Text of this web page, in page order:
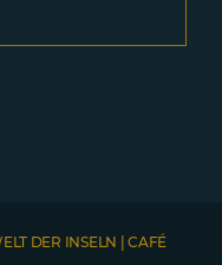
DER INSELN | CAFÉ